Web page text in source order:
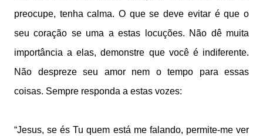
preocupe, tenha calma. O que se deve evitar é que o
seu coração se uma a estas locuções. Não dê muita
importância a elas, demonstre que você é indiferente.
Não despreze seu amor nem o tempo para essas
coisas. Sempre responda a estas vozes:
“Jesus, se és Tu quem está me falando, permite-me ver